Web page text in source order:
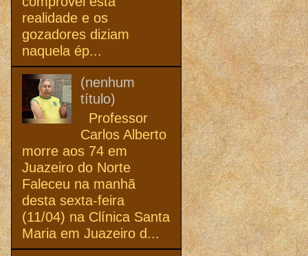
realidade e os
gozadores diziam
naquela ép...
(nenhum
título)
Professor
Carlos Alberto
morre aos 74 em
Juazeiro do Norte
Faleceu na manhã
desta sexta-feira
(11/04) na Clínica Santa
Maria em Juazeiro d...